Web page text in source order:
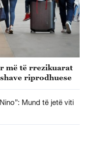
më të rrezikuarat
riprodhuese
Mund të jetë viti